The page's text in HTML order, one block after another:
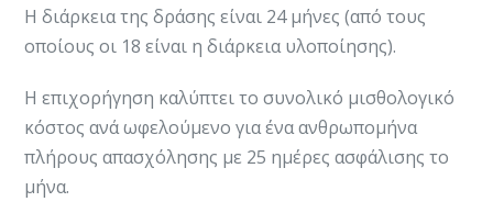
Η διάρκεια της δράσης είναι 24 μήνες (από τους
οποίους οι 18 είναι η διάρκεια υλοποίησης).​
Η επιχορήγηση καλύπτει το συνολικό μισθολογικό
κόστος ανά ωφελούμενο για ένα ανθρωπομήνα
πλήρους απασχόλησης με 25 ημέρες ασφάλισης το
μήνα.